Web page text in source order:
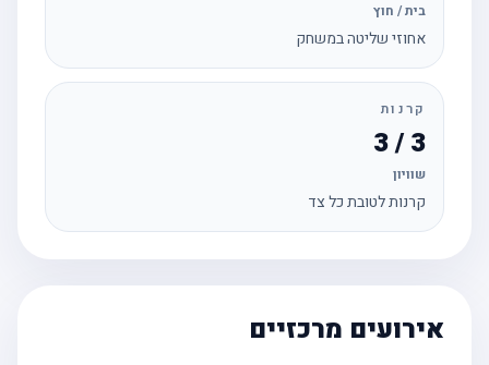
בית / חוץ
אחוזי שליטה במשחק
קרנות
3 / 3
שוויון
קרנות לטובת כל צד
אירועים מרכזיים